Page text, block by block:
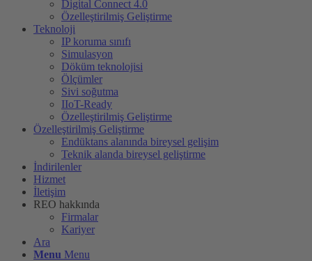
Digital Connect 4.0
Özelleştirilmiş Geliştirme
Teknoloji
IP koruma sınıfı
Simulasyon
Döküm teknolojisi
Ölçümler
Sivi soğutma
IIoT-Ready
Özelleştirilmiş Geliştirme
Özelleştirilmiş Geliştirme
Endüktans alanında bireysel gelişim
Teknik alanda bireysel geliştirme
İndirilenler
Hizmet
İletişim
REO hakkında
Firmalar
Kariyer
Ara
Menu Menu